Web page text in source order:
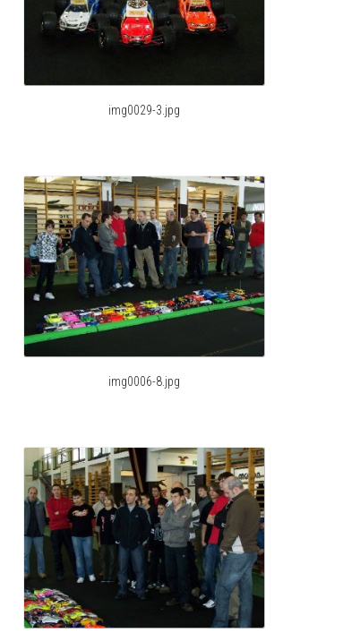
img0029-3.jpg
img0006-8.jpg